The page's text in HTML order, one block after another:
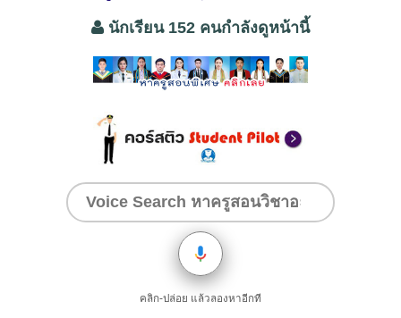
นักเรียน 152 คนกำลังดูหน้านี้
คลิก-ปล่อย แล้วลองหาอีกที